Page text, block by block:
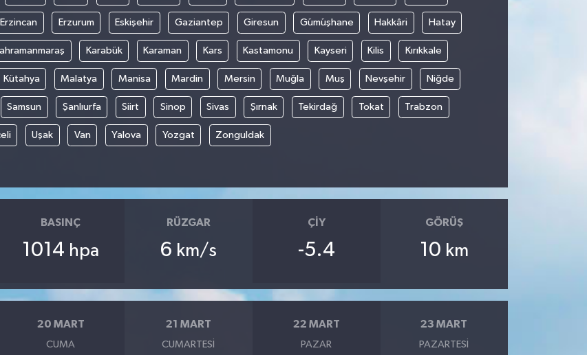
Erzincan Erzurum Eskişehir Gaziantep Giresun Gümüşhane Hakkâri Hatay
Karabük Karaman Kars Kastamonu Kayseri Kilis Kırıkkale
Kütahya Malatya Manisa Mardin Mersin Muğla Muş Nevşehir Niğde
Samsun Şanlıurfa Siirt Sinop Sivas Şırnak Tekirdağ Tokat Trabzon
Uşak Van Yalova Yozgat Zonguldak
BASINÇ
1014 hpa
RÜZGAR
6 km/s
ÇIY
-5.4
GÖRÜŞ
10 km
20 MART
CUMA
21 MART
CUMARTESI
22 MART
PAZAR
23 MART
PAZARTESI